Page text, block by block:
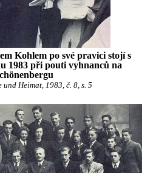
Kohlem po své pravici stojí s
1983 při pouti vyhnanců na
und Heimat, 1983, č. 8, s. 5